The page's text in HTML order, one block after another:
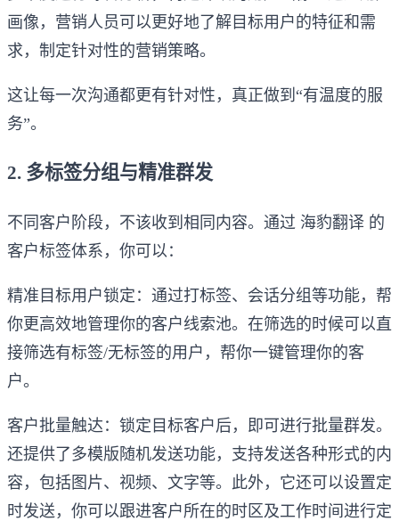
画像，营销人员可以更好地了解目标用户的特征和需
求，制定针对性的营销策略。
这让每一次沟通都更有针对性，真正做到“有温度的服
务”。
2. 多标签分组与精准群发
不同客户阶段，不该收到相同内容。通过 海豹翻译 的
客户标签体系，你可以：
精准目标用户锁定：通过打标签、会话分组等功能，帮
你更高效地管理你的客户线索池。在筛选的时候可以直
接筛选有标签/无标签的用户，帮你一键管理你的客
户。
客户批量触达：锁定目标客户后，即可进行批量群发。
还提供了多模版随机发送功能，支持发送各种形式的内
容，包括图片、视频、文字等。此外，它还可以设置定
时发送，你可以跟进客户所在的时区及工作时间进行定